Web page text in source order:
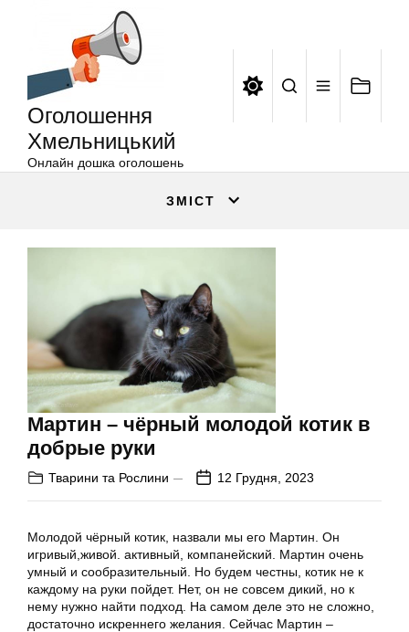
Оголошення
Хмельницький
Онлайн дошка оголошень
ЗМІСТ
Мартин – чёрный молодой котик в
добрые руки
Тварини та Рослини 12 Грудня, 2023
Молодой чёрный котик, назвали мы его Мартин. Он
игривый,живой. активный, компанейский. Мартин очень
умный и сообразительный. Но будем честны, котик не к
каждому на руки пойдет. Нет, он не совсем дикий, но к
нему нужно найти подход. На самом деле это не сложно,
достаточно искреннего желания. Сейчас Мартин –